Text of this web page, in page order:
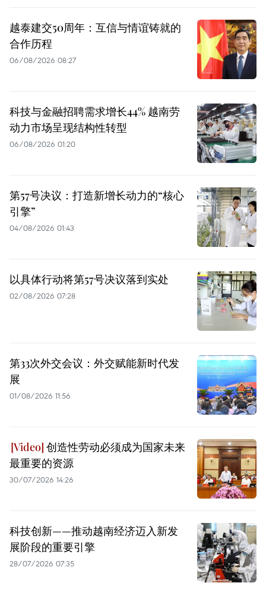
越泰建交50周年：互信与情谊铸就的
合作历程
06/08/2026 08:27
科技与金融招聘需求增长44% 越南劳
动力市场呈现结构性转型
06/08/2026 01:20
第57号决议：打造新增长动力的“核心
引擎”
04/08/2026 01:43
以具体行动将第57号决议落到实处
02/08/2026 07:28
第33次外交会议：外交赋能新时代发
展
01/08/2026 11:56
创造性劳动必须成为国家未来
最重要的资源
30/07/2026 14:26
科技创新——推动越南经济迈入新发
展阶段的重要引擎
28/07/2026 07:35